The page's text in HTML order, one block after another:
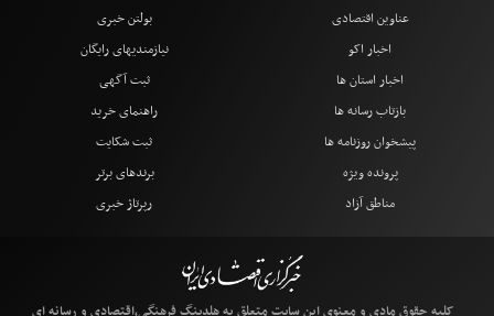
عناوین اقتصادی
اخبار اکو
اخبار استان ها
بازتاب رسانه ها
پیشخوان روزنامه ها
پرونده ویژه
مناطق آزاد
بولتن خبری
نیازمندیهای رایگان
ثبت آگهی
راهنمای خرید
ثبت شکایت
برندهای برتر
رپرتاژ خبری
کلیه حقوق مادی و معنوی این سایت متعلق به هلدینگ فرهنگی،اقتصادی و رسانه ای